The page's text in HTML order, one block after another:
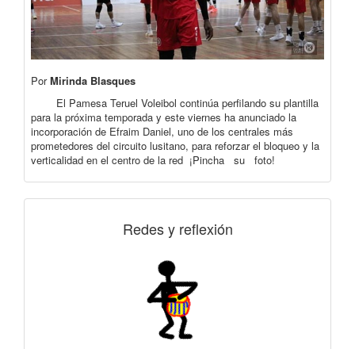
PorMirinda Blasques
El Pamesa Teruel Voleibol continúa perfilando su plantilla
para la próxima temporada y este viernes ha anunciado la
incorporación de Efraim Daniel, uno de los centrales más
prometedores del circuito lusitano, para reforzar el bloqueo y la
verticalidad en el centro de la red ¡Pincha su foto!
Redes y reflexión